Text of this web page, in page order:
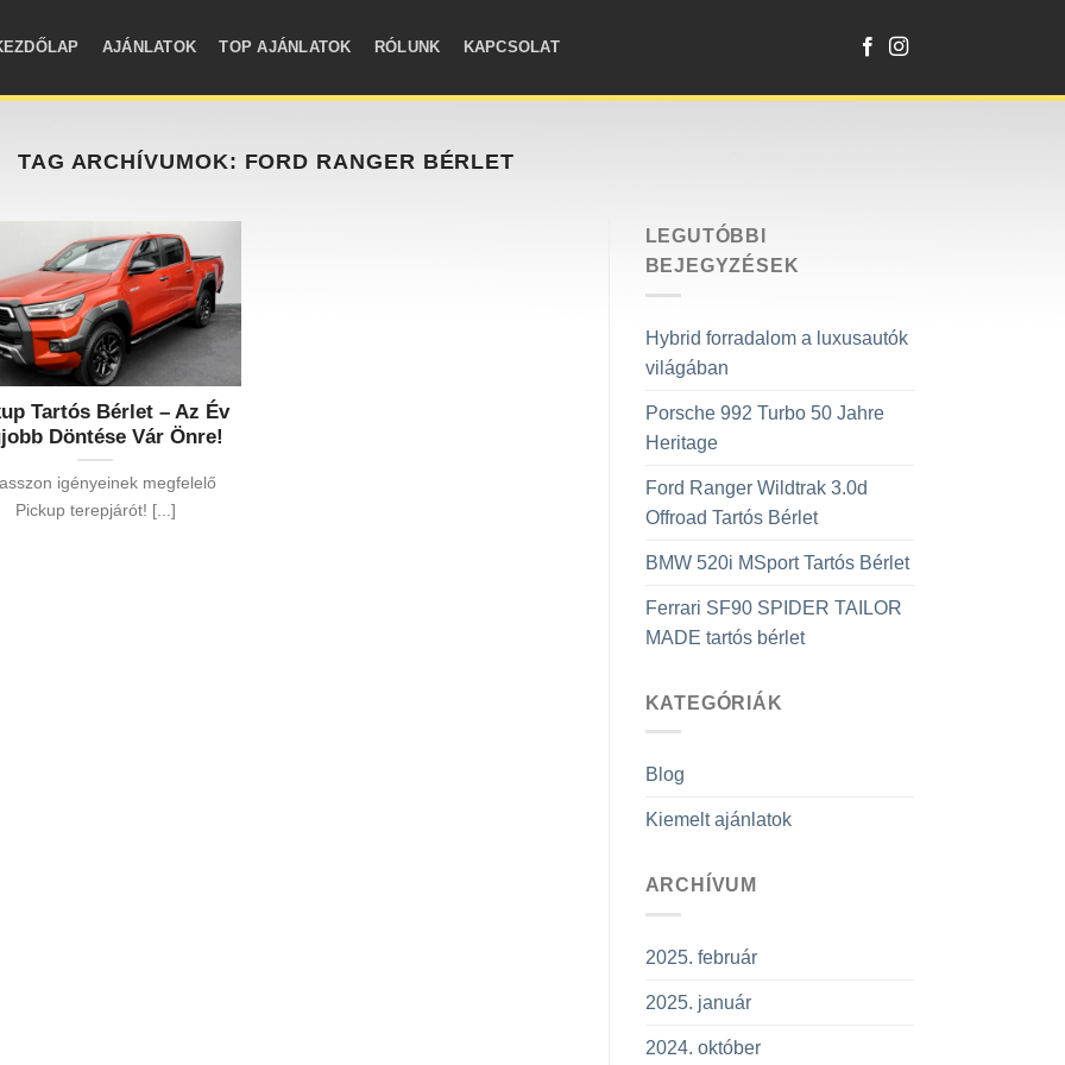
AJÁNLATOK TOP AJÁNLATOK RÓLUNK KAPCSOLAT
TAG ARCHÍVUMOK: FORD RANGER BÉRLET
Tartós Bérlet – Az Év
Döntése Vár Önre!
igényeinek megfelelő
Pickup terepjárót! [...]
LEGUTÓBBI
BEJEGYZÉSEK
Hybrid forradalom a luxusautók
világában
Porsche 992 Turbo 50 Jahre
Heritage
Ford Ranger Wildtrak 3.0d
Offroad Tartós Bérlet
BMW 520i MSport Tartós Bérlet
Ferrari SF90 SPIDER TAILOR
MADE tartós bérlet
KATEGÓRIÁK
Blog
Kiemelt ajánlatok
ARCHÍVUM
2025. február
2025. január
2024. október